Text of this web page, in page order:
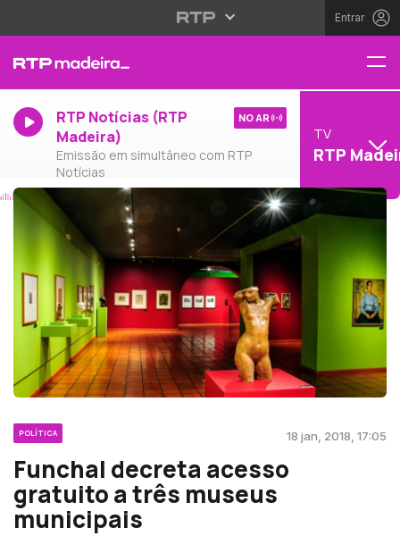
Entrar
RTP Notícias (RTP
Madeira)
Emissão em simultâneo com RTP
Notícias
NO AR
TV
RTP
POLÍTICA 18 jan, 2018, 17:05
Funchal decreta acesso
gratuito a três museus
municipais